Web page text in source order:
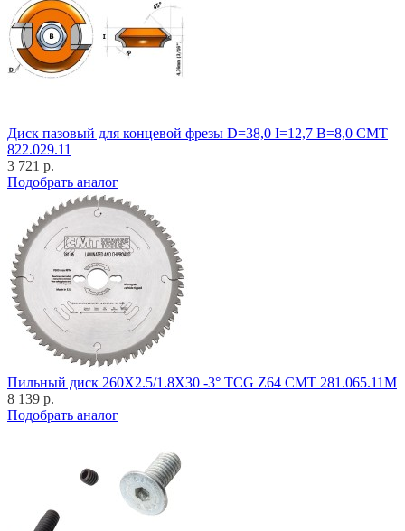
Диск пазовый для концевой фрезы D=38,0 I=12,7 B=8,0 CMT
822.029.11
3 721 р.
Подобрать аналог
Пильный диск 260X2.5/1.8X30 -3° TCG Z64 CMT 281.065.11M
8 139 р.
Подобрать аналог